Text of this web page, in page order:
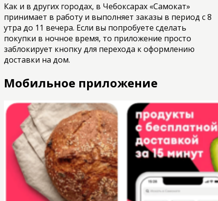
Как и в других городах, в Чебоксарах «Самокат»
принимает в работу и выполняет заказы в период с 8
утра до 11 вечера. Если вы попробуете сделать
покупки в ночное время, то приложение просто
заблокирует кнопку для перехода к оформлению
доставки на дом.
Мобильное приложение